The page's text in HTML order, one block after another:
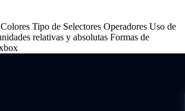
Tipo de Selectores Operadores Uso de
relativas y absolutas Formas de